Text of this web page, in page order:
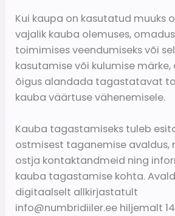
Kui kaupa on kasutatud muuks
vajalik kauba olemuses,
toimimises veendumiseks või
kasutamise või kulumise märke,
õigus alandada tagastatavat
kauba väärtuse vähenemisele.
Kauba tagastamiseks tuleb
ostmisest taganemise avaldus,
ostja kontaktandmeid ning
kauba tagastamise kohta.
digitaalselt allkirjastatult
info@numbridiiler.ee hiljemalt